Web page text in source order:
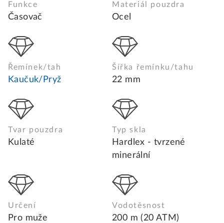
Funkce
Časovač
Materiál pouzdra
Ocel
Řemínek/tah
Kaučuk/Pryž
Šířka řemínku/tahu
22 mm
Tvar pouzdra
Kulaté
Typ skla
Hardlex - tvrzené
minerální
Určení
Pro muže
Vodotěsnost
200 m (20 ATM)